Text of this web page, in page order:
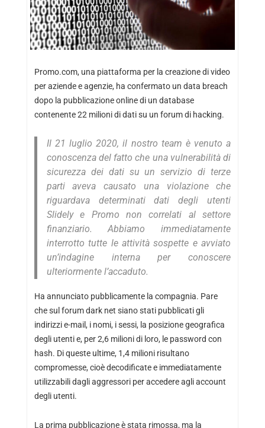
Promo.com, una piattaforma per la creazione di video
per aziende e agenzie, ha confermato un data breach
dopo la pubblicazione online di un database
contenente 22 milioni di dati su un forum di hacking.
Il 21 luglio 2020, il nostro team è venuto a
conoscenza del fatto che una vulnerabilità di
sicurezza dei dati su un servizio di terze
parti aveva causato una violazione che
riguardava determinati dati degli utenti
Slidely e Promo non correlati al settore
finanziario. Abbiamo immediatamente
interrotto tutte le attività sospette e avviato
un’indagine interna per conoscere
ulteriormente l’accaduto.
Ha annunciato pubblicamente la compagnia. Pare
che sul forum dark net siano stati pubblicati gli
indirizzi e-mail, i nomi, i sessi, la posizione geografica
degli utenti e, per 2,6 milioni di loro, le password con
hash. Di queste ultime, 1,4 milioni risultano
compromesse, cioè decodificate e immediatamente
utilizzabili dagli aggressori per accedere agli account
degli utenti.
La prima pubblicazione è stata rimossa, ma la